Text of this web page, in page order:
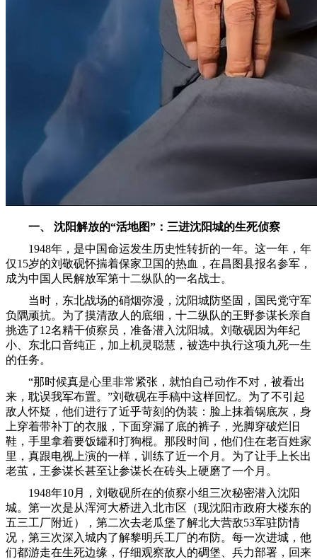
一、 沈阳解放的“活地图”：三进沈阳城的生死侦察
1948年，是中国命运发生历史性转折的一年。这一年，年
仅15岁的刘敬砚怀揣着保家卫国的热血，在昌图县报名参军，
成为中国人民解放军第十二纵队的一名战士。
当时，东北战场的硝烟弥漫，沈阳城防坚固，国民党守军
负隅顽抗。为了摸清敌人的底细，十二纵队的王野参谋长亲自
挑选了12名精干侦察员，准备潜入沈阳城。刘敬砚因为年纪
小、东北口音纯正，加上机灵聪慧，被选中执行这项九死一生
的任务。
“那时候真是心里非常紧张，就怕自己动作不对，被看出
来，耽误我军布置。”刘敬砚在手稿中这样回忆。为了不引起
敌人怀疑，他们进行了近乎苛刻的伪装：脸上抹着锅底灰，身
上穿着带补丁的衣服，下面穿漏了底的裤子，光脚穿破烂旧
鞋，手里拿着要饭罐和打狗棍。那段时间，他们住在老百姓家
里，真跟电视上演的一样，训练了近一个月。为了让手上长出
老茧，王参谋长甚至让参谋长在砖头上硬磨了一个月。
1948年10月，刘敬砚所在的侦察小组三次秘密潜入沈阳
城。第一次是从浑河大桥进入北市区（现沈阳市政府大楼东的
五三工厂附近），第二次去老瓜堡了解北大营敌53军驻防情
况，第三次深入城内了解黎明兵工厂的布防。每一次进城，他
们都游走在生死边缘，仔细观察敌人的碉堡、兵力部署，回来